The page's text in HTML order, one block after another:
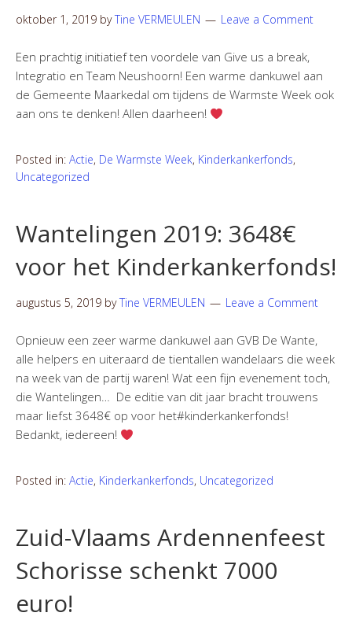
oktober 1, 2019 byTine VERMEULEN Leave a Comment
Een prachtig initiatief ten voordele van Give us a break,
Integratio en Team Neushoorn! Een warme dankuwel aan
de Gemeente Maarkedal om tijdens de Warmste Week ook
aan ons te denken! Allen daarheen!
Posted in: Actie, De Warmste Week, Kinderkankerfonds,
Uncategorized
Wantelingen 2019: 3648€
voor het Kinderkankerfonds!
augustus 5, 2019 byTine VERMEULEN Leave a Comment
Opnieuw een zeer warme dankuwel aan GVB De Wante,
alle helpers en uiteraard de tientallen wandelaars die week
na week van de partij waren! Wat een fijn evenement toch,
die Wantelingen… De editie van dit jaar bracht trouwens
maar liefst 3648€ op voor het#kinderkankerfonds!
Bedankt, iedereen!
Posted in: Actie, Kinderkankerfonds, Uncategorized
Zuid-Vlaams Ardennenfeest
Schorisse schenkt 7000
euro!